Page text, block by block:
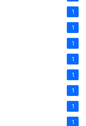
1
1
1
1
1
1
1
1